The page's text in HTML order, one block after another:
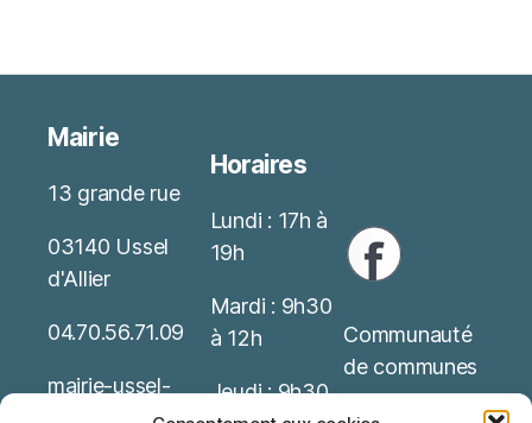
Mairie
13 grande rue
03140 Ussel
d'Allier
04.70.56.71.09
mairie-ussel-
Horaires
Lundi : 17h à
19h
Mardi : 9h30
à 12h
Jeudi : 9h30
Communauté
de communes